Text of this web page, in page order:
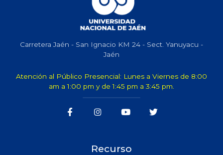
Carretera Jaén - San Ignacio KM 24 - Sect. Yanuyacu -
Jaén
Atención al Público Presencial: Lunes a Viernes de 8:00
am a 1:00 pm y de 1:45 pm a 3:45 pm.
Recurso